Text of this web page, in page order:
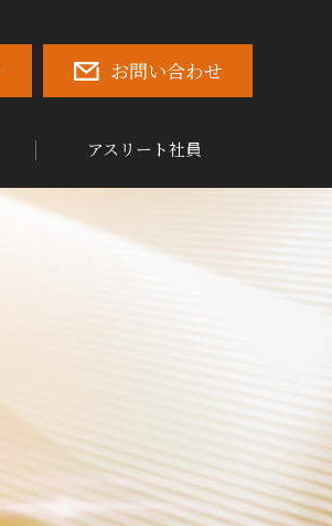
お問い合わせ
アスリート社員